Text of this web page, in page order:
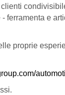
ferramenta e
proprie